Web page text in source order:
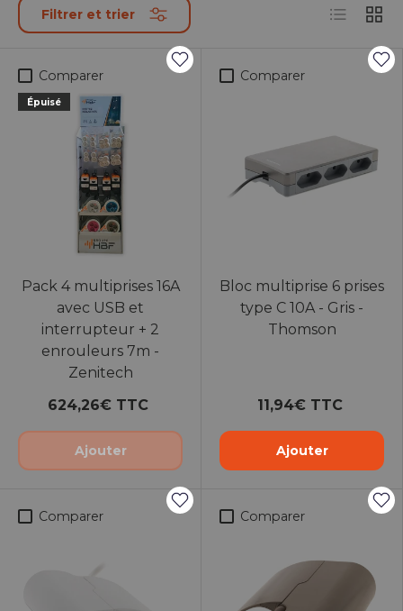
Filtrer et trier Liste Grille
Comparer
Épuisé
Pack 4 multiprises 16A
avec USB et
interrupteur + 2
enrouleurs 7m -
Zenitech
624,26€ TTC
Ajouter
Comparer
Bloc multiprise 6 prises
type C 10A - Gris -
Thomson
11,94€ TTC
Ajouter
Comparer Comparer